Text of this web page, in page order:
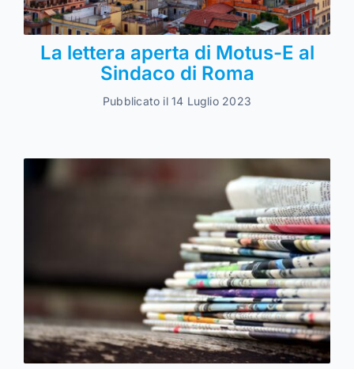
La lettera aperta di Motus-E al
Sindaco di Roma
Pubblicato il 14 Luglio 2023